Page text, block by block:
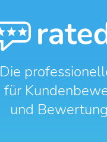
Die
für
und